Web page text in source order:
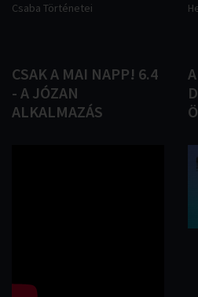
Csaba Történetei
CSAKA MAI NAPP! 6.4
- A JÓZAN
ALKALMAZÁS
A